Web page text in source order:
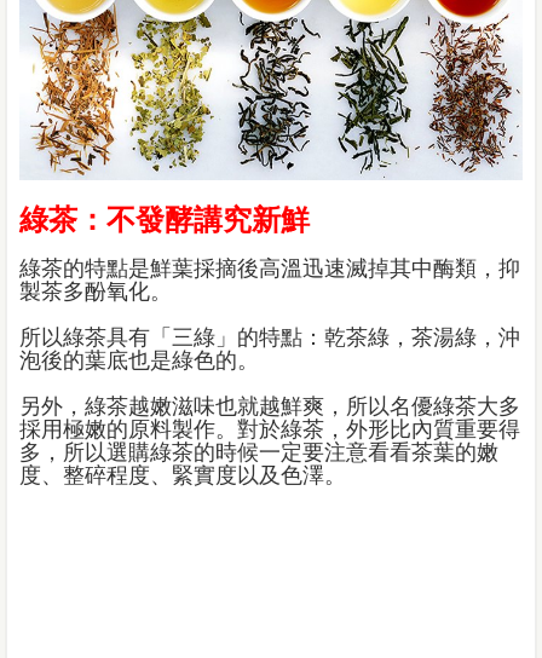
綠茶：不發酵講究新鮮
綠茶的特點是鮮葉採摘後高溫迅速滅掉其中酶類，抑
製茶多酚氧化。
所以綠茶具有「三綠」的特點：乾茶綠，茶湯綠，沖
泡後的葉底也是綠色的。
另外，綠茶越嫩滋味也就越鮮爽，所以名優綠茶大多
採用極嫩的原料製作。對於綠茶，外形比內質重要得
多，所以選購綠茶的時候一定要注意看看茶葉的嫩
度、整碎程度、緊實度以及色澤。